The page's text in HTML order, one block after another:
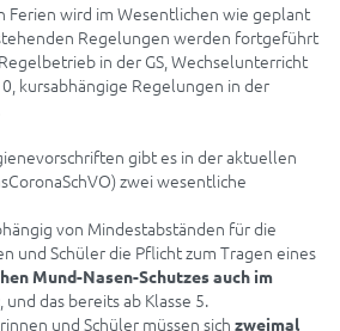
Ferien wird im Wesentlichen wie geplant
Regelungen werden fortgeführt
in der GS, Wechselunterricht
kursabhängige Regelungen in der
gibt es in der aktuellen
zwei wesentliche
von Mindestabständen für die
und Schüler die Pflicht zum Tragen eines
Mund-Nasen-Schutzes auch im
, und das bereits ab Klasse 5.
und Schüler müssen sich zweimal